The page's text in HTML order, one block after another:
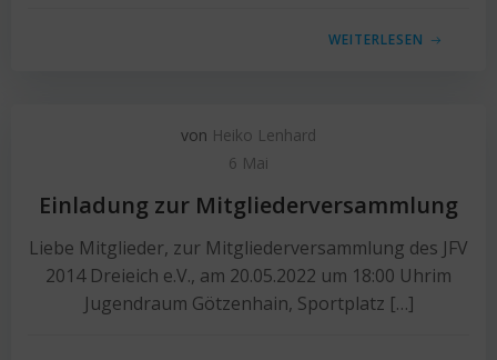
WEITERLESEN
von Heiko Lenhard
6 Mai
Einladung zur Mitgliederversammlung
Liebe Mitglieder, zur Mitgliederversammlung des JFV
2014 Dreieich e.V., am 20.05.2022 um 18:00 Uhrim
Jugendraum Götzenhain, Sportplatz […]